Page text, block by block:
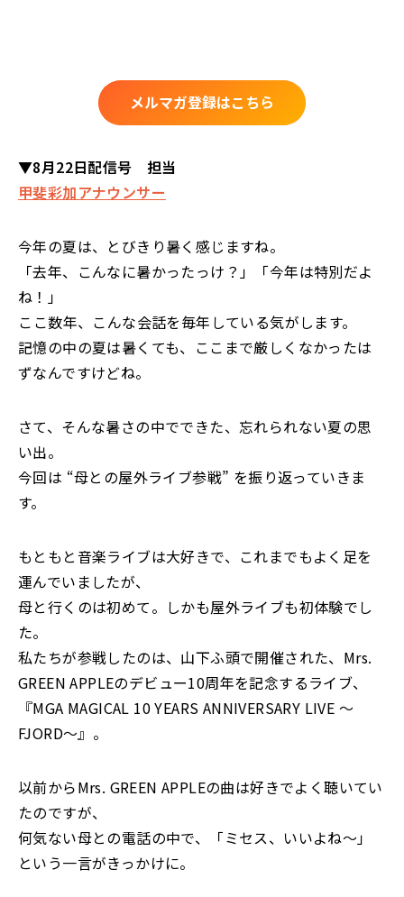
メルマガ登録はこちら
▼8月22日配信号 担当
甲斐彩加アナウンサー
今年の夏は、とびきり暑く感じますね。
「去年、こんなに暑かったっけ？」「今年は特別だよ
ね！」
――ここ数年、こんな会話を毎年している気がします。
記憶の中の夏は暑くても、ここまで厳しくなかったは
ずなんですけどね。
さて、そんな暑さの中でできた、忘れられない夏の思
い出。
今回は “母との屋外ライブ参戦” を振り返っていきま
す。
もともと音楽ライブは大好きで、これまでもよく足を
運んでいましたが、
母と行くのは初めて。しかも屋外ライブも初体験でし
た。
私たちが参戦したのは、山下ふ頭で開催された、Mrs.
GREEN APPLEのデビュー10周年を記念するライブ、
『MGA MAGICAL 10 YEARS ANNIVERSARY LIVE 〜
FJORD〜』。
以前からMrs. GREEN APPLEの曲は好きでよく聴いてい
たのですが、
何気ない母との電話の中で、「ミセス、いいよね〜」
という一言がきっかけに。